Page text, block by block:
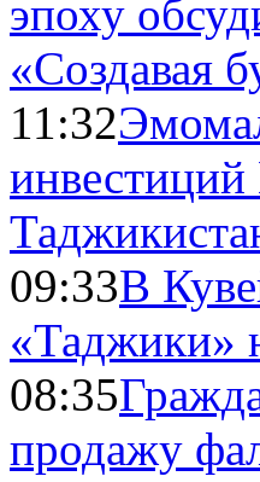
эпоху
«Создавая
11:32
инвестиций
09:33В
«Таджики»
08:35
продажу